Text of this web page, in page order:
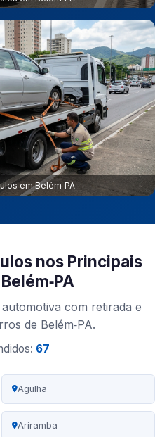
em Belém‑PA
nos Principais
com retirada e
de Belém‑PA.
67
Agulha
Ariramba